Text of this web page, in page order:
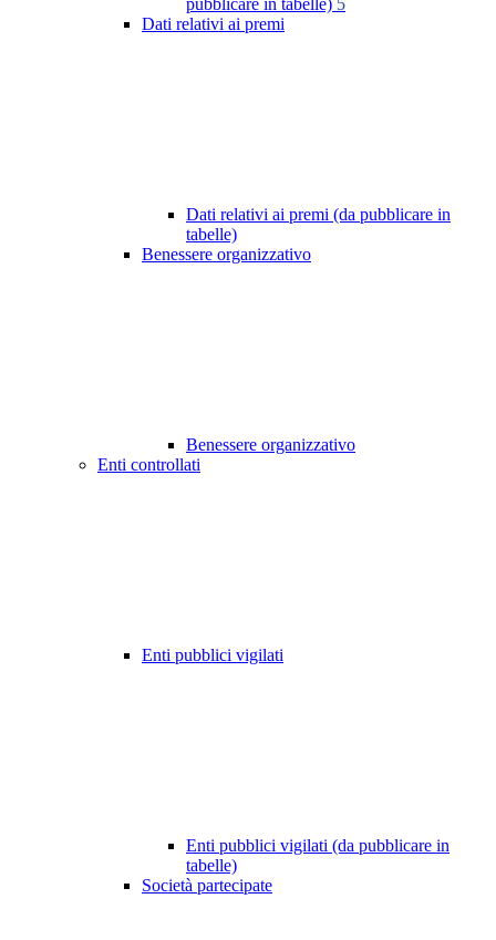
pubblicare in tabelle) 5
Dati relativi ai premi
Dati relativi ai premi (da pubblicare in
tabelle)
Benessere organizzativo
Benessere organizzativo
Enti controllati
Enti pubblici vigilati
Enti pubblici vigilati (da pubblicare in
tabelle)
Società partecipate